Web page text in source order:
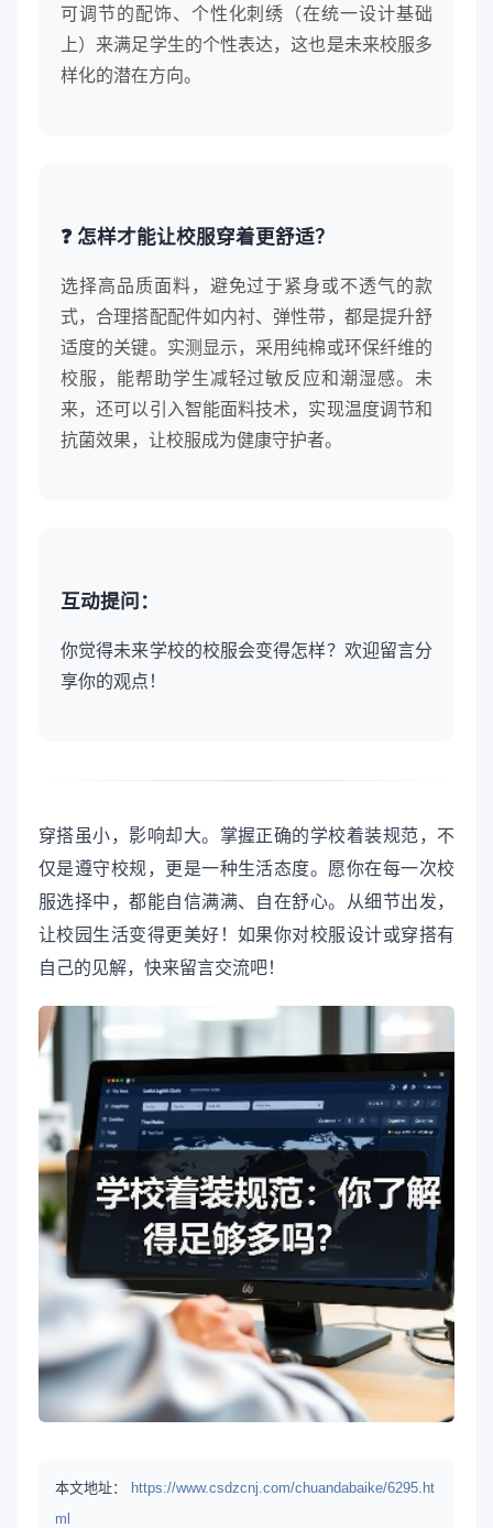
可调节的配饰、个性化刺绣（在统一设计基础
上）来满足学生的个性表达，这也是未来校服多
样化的潜在方向。
❓ 怎样才能让校服穿着更舒适？
选择高品质面料，避免过于紧身或不透气的款
式，合理搭配配件如内衬、弹性带，都是提升舒
适度的关键。实测显示，采用纯棉或环保纤维的
校服，能帮助学生减轻过敏反应和潮湿感。未
来，还可以引入智能面料技术，实现温度调节和
抗菌效果，让校服成为健康守护者。
互动提问：
你觉得未来学校的校服会变得怎样？欢迎留言分
享你的观点！
穿搭虽小，影响却大。掌握正确的学校着装规范，不
仅是遵守校规，更是一种生活态度。愿你在每一次校
服选择中，都能自信满满、自在舒心。从细节出发，
让校园生活变得更美好！如果你对校服设计或穿搭有
自己的见解，快来留言交流吧！
本文地址：
https://www.csdzcnj.com/chuandabaike/6295.ht
ml